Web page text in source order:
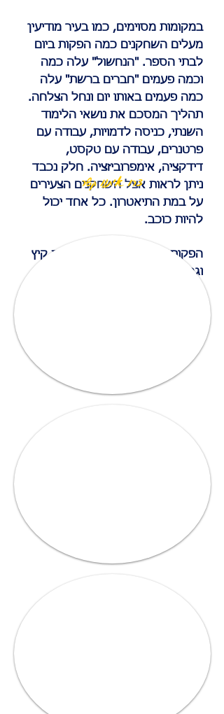
במקומות מסוימים, כמו בעיר מודיעין
מעלים השחקנים כמה הפקות ביום
לבתי הספר. "הנחשול" עלה כמה
וכמה פעמים "חברים ברשת" עלה
כמה פעמים באותו יום ונחל הצלחה.
תהליך המסכם את נושאי הלימוד
השנתי, כניסה לדמויות, עבודה עם
פרטנרים, עבודה עם טקסט,
דידקציה, אימפרוביזציה. חלק נכבד
ניתן לראות אצל השחקנים הצעירים
על במת התיאטרון. כל אחד יכול
להיות כוכב.
הפקות סיום עולות גם בקייטנות קיץ
וגם בסדנאות נוער עם ז'אנר אחר
צרו איתנו קשר